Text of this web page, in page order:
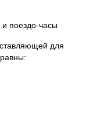
и поездо-часы
для